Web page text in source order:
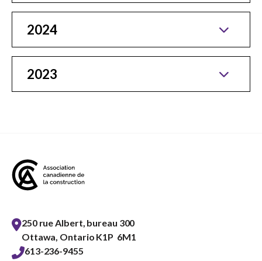
2024
2023
250 rue Albert, bureau 300
Ottawa, Ontario K1P 6M1
613-236-9455